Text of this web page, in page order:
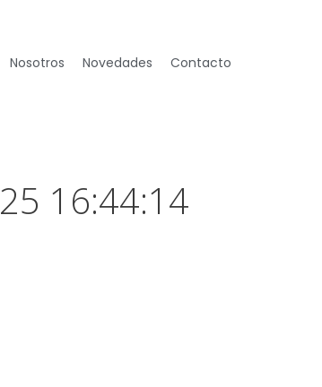
Nosotros Novedades Contacto
16:44:14